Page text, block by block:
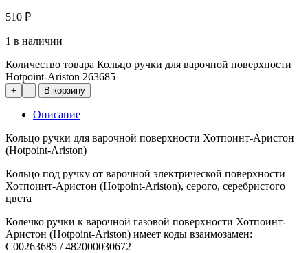
510 ₽
1 в наличии
Количество товара Кольцо ручки для варочной поверхности
Hotpoint-Ariston 263685
+ - В корзину
Описание
Кольцо ручки для варочной поверхности Хотпоинт-Аристон
(Hotpoint-Ariston)
Кольцо под ручку от варочной электрической поверхности
Хотпоинт-Аристон (Hotpoint-Ariston), серого, серебристого
цвета
Колечко ручки к варочной газовой поверхности Хотпоинт-
Аристон (Hotpoint-Ariston) имеет коды взаимозамен:
C00263685 / 482000030672